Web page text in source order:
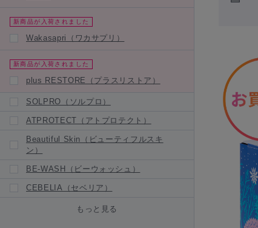
新商品が入荷されました
Wakasapri（ワカサプリ）
新商品が入荷されました
plus RESTORE（プラスリストア）
SOLPRO（ソルプロ）
ATPROTECT（アトプロテクト）
Beautiful Skin（ビューティフルスキ
ン）
BE-WASH（ビーウォッシュ）
CEBELIA（セベリア）
Censil（センシル）
もっと見る